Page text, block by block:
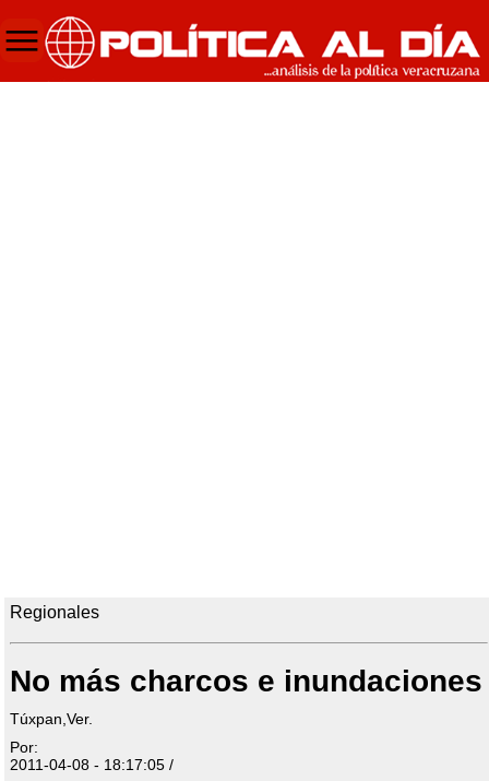
Regionales
No más charcos e inundaciones
Túxpan,Ver.
Por:
2011-04-08 - 18:17:05 /